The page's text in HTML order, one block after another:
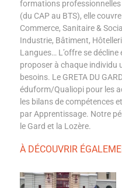
formations
(du CAP au BTS), elle
Commerce, Sanitaire &
Industrie, Bâtiment,
Langues… L’offre se
proposer à chaque individu
besoins. Le GRETA DU
éduform/Qualiopi pour les
les bilans de compétences
par Apprentissage. Notre
le Gard et la Lozère.
À DÉCOUVRIR